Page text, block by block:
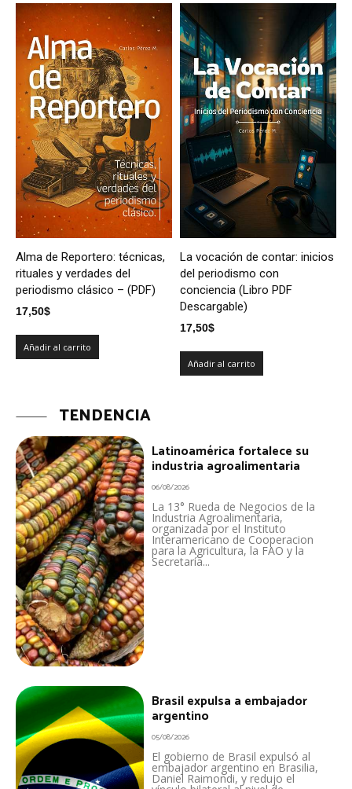
Alma de Reportero: técnicas,
rituales y verdades del
periodismo clásico – (PDF)
17,50$
Añadir al carrito
La vocación de contar: inicios
del periodismo con
conciencia (Libro PDF
Descargable)
17,50$
Añadir al carrito
TENDENCIA
Latinoamérica fortalece su
industria agroalimentaria
06/08/2026
La 13° Rueda de Negocios de la
Industria Agroalimentaria,
organizada por el Instituto
Interamericano de Cooperacion
para la Agricultura, la FAO y la
Secretaría...
Brasil expulsa a embajador
argentino
05/08/2026
El gobierno de Brasil expulsó al
embajador argentino en Brasilia,
Daniel Raimondi, y redujo el